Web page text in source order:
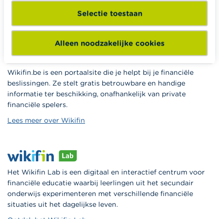
Selectie toestaan
Alleen noodzakelijke cookies
ondersteunen bij hun lessen financiële educatie.
Wikifin.be is een portaalsite die je helpt bij je financiële
beslissingen. Ze stelt gratis betrouwbare en handige
informatie ter beschikking, onafhankelijk van private
financiële spelers.
Lees meer over Wikifin
Het Wikifin Lab is een digitaal en interactief centrum voor
financiële educatie waarbij leerlingen uit het secundair
onderwijs experimenteren met verschillende financiële
situaties uit het dagelijkse leven.